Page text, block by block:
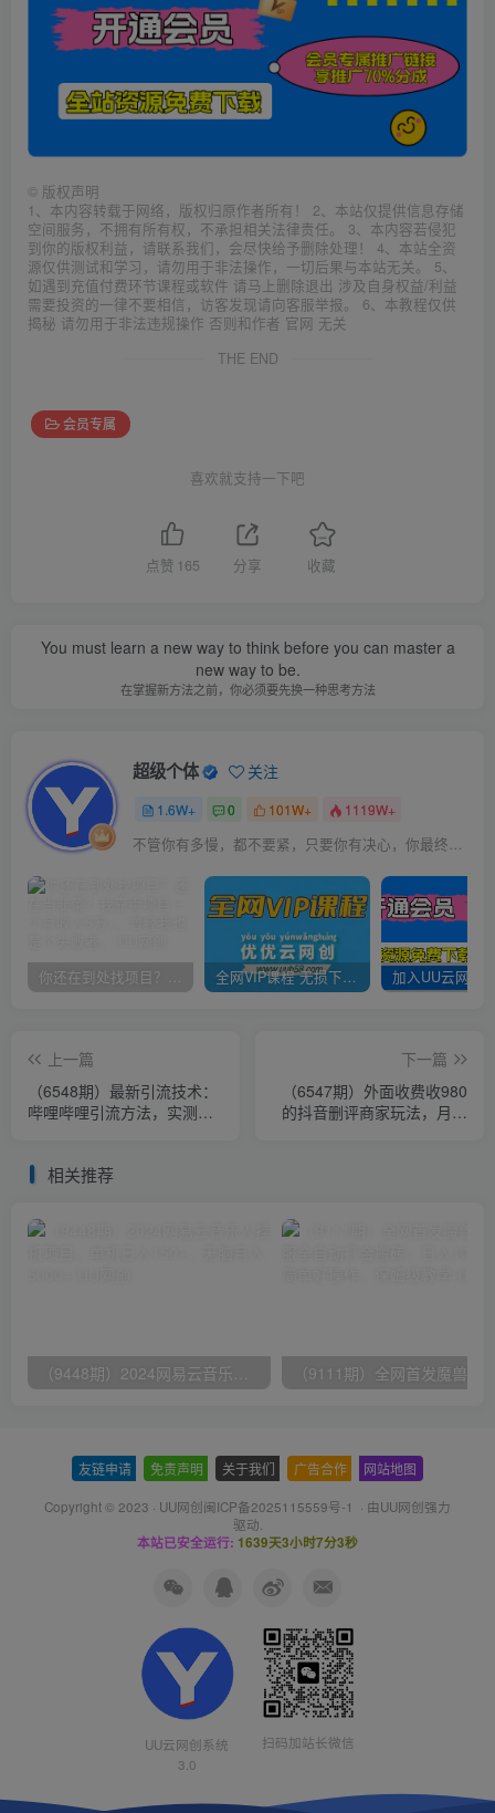
© 版权声明
1、本内容转载于网络，版权归原作者所有！ 2、本站仅提供信息存储
空间服务，不拥有所有权，不承担相关法律责任。 3、本内容若侵犯
到你的版权利益，请联系我们，会尽快给予删除处理！ 4、本站全资
源仅供测试和学习，请勿用于非法操作，一切后果与本站无关。 5、
如遇到充值付费环节课程或软件 请马上删除退出 涉及自身权益/利益
需要投资的一律不要相信，访客发现请向客服举报。 6、本教程仅供
揭秘 请勿用于非法违规操作 否则和作者 官网 无关
THE END
会员专属
喜欢就支持一下吧
点赞 165 分享 收藏
You must learn a new way to think before you can master a
new way to be.
在掌握新方法之前，你必须要先换一种思考方法
超级个体 关注
1.6W+ 0 101W+ 1119W+
不管你有多慢，都不要紧，只要你有决心，你最终都会到达想去的地方
你还在到处找项目？还在当韭菜？我靠卖项目一个月收入5万+，曾经我也是个失败者。 全网VIP课程 无损下载~
上一篇
（6548期）最新引流技术：
哔哩哔哩引流方法，实测日
下一篇
（6547期）外面收费收980
的抖音删评商家玩法，月入
相关推荐
友链申请 免责声明 关于我们 广告合作 网站地图
Copyright © 2023 · UU网创闽ICP备2025115559号-1 · 由UU网创强力
驱动.
本站已安全运行: 1639天3小时7分3秒
UU云网创系统
3.0
扫码加站长微信